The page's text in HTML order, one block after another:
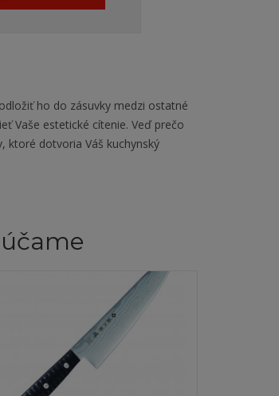
ho do zásuvky medzi ostatné
Vaše estetické cítenie. Veď prečo
ktoré dotvoria Váš kuchynský